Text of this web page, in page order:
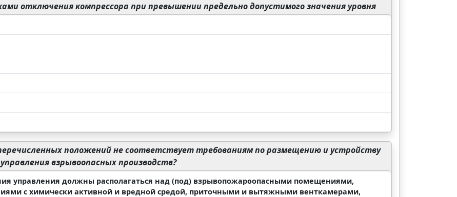
отключения компрессора при превышении предельно допустимого значения уровня
положений не соответствует требованиям по размещению и устройству
взрывоопасных производств?
управления должны располагаться над (под) взрывопожароопасными помещениями,
с химически активной и вредной средой, приточными и вытяжными венткамерами,